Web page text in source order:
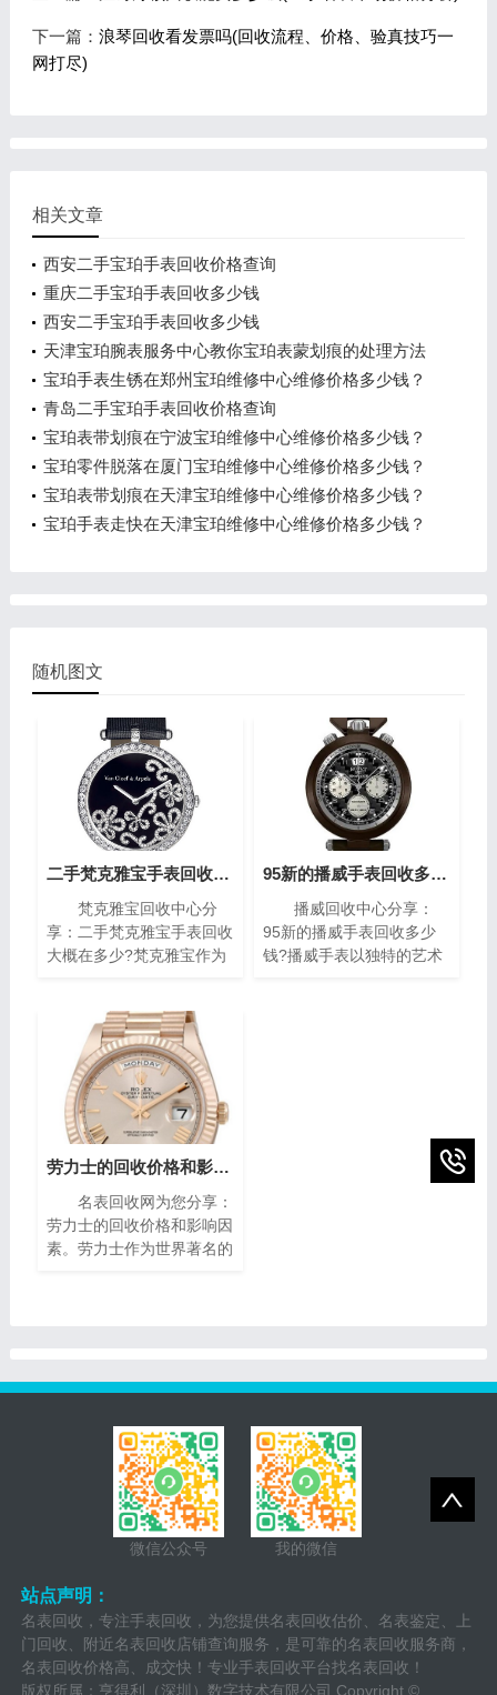
下一篇： 浪琴回收看发票吗(回收流程、价格、验真技巧一
网打尽)
相关文章
西安二手宝珀手表回收价格查询
重庆二手宝珀手表回收多少钱
西安二手宝珀手表回收多少钱
天津宝珀腕表服务中心教你宝珀表蒙划痕的处理方法
宝珀手表生锈在郑州宝珀维修中心维修价格多少钱？
青岛二手宝珀手表回收价格查询
宝珀表带划痕在宁波宝珀维修中心维修价格多少钱？
宝珀零件脱落在厦门宝珀维修中心维修价格多少钱？
宝珀表带划痕在天津宝珀维修中心维修价格多少钱？
宝珀手表走快在天津宝珀维修中心维修价格多少钱？
随机图文
二手梵克雅宝手表回收大概在多少?(梵克雅宝高价回收指南)
梵克雅宝回收中心分
享：二手梵克雅宝手表回收
大概在多少?梵克雅宝作为
量而闻名。对于那些拥有一
款梵克雅宝手表的人来说，
了解其回收价格是非常重要
的。本文将为您介绍二手梵
克雅宝手表回收的价格指
南，帮助您获取最高回收
价。
95新的播威手表回收多少钱?(高价回收指南)
播威回收中心分享：
95新的播威手表回收多少
钱?播威手表以独特的艺术
有一块95新的播威手表，
你可能会想知道它的回收价
值。在本篇文章中，我们将
劳力士的回收价格和影响因素(影响劳力士回收价格的因素)
名表回收网为您分享：
劳力士的回收价格和影响因
素。劳力士作为世界著名的
微信公众号 我的微信
站点声明：
名表回收，专注手表回收，为您提供名表回收估价、名表鉴定、上
门回收、附近名表回收店铺查询服务，是可靠的名表回收服务商，
名表回收价格高、成交快！专业手表回收平台找名表回收！
版权所属：亨得利（深圳）数字技术有限公司 Copyright ©